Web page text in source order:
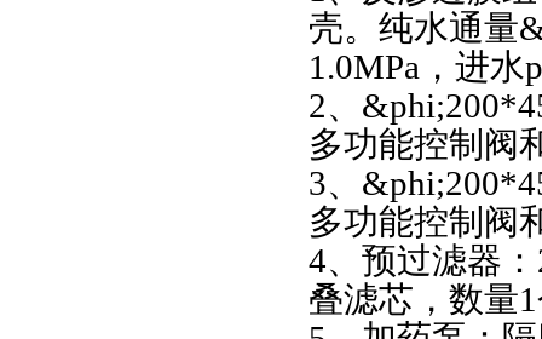
壳。纯水通量
1.0MPa，进
2、
多功能控制阀
3、
多功能控制阀
4、预过滤器
叠滤芯，数量